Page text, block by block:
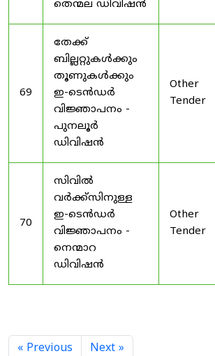
തെന്മല ഡിവിഷൻ
69
തേക്ക്
ബില്ലറ്റുകൾക്കും
തൂണുകൾക്കും
ഇ-ടെൻഡർ
വിജ്ഞാപനം -
പുനലൂർ
ഡിവിഷൻ
Other
Tender
70
സിവിൽ
വർക്ക്സിനുള്ള
ഇ-ടെൻഡർ
വിജ്ഞാപനം -
നെന്മാറ
ഡിവിഷൻ
Other
Tender
« Previous Next »